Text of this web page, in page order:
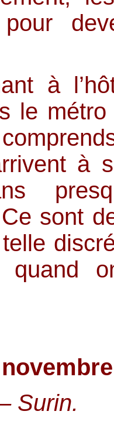
à
le
à
sont
quand
Surin.